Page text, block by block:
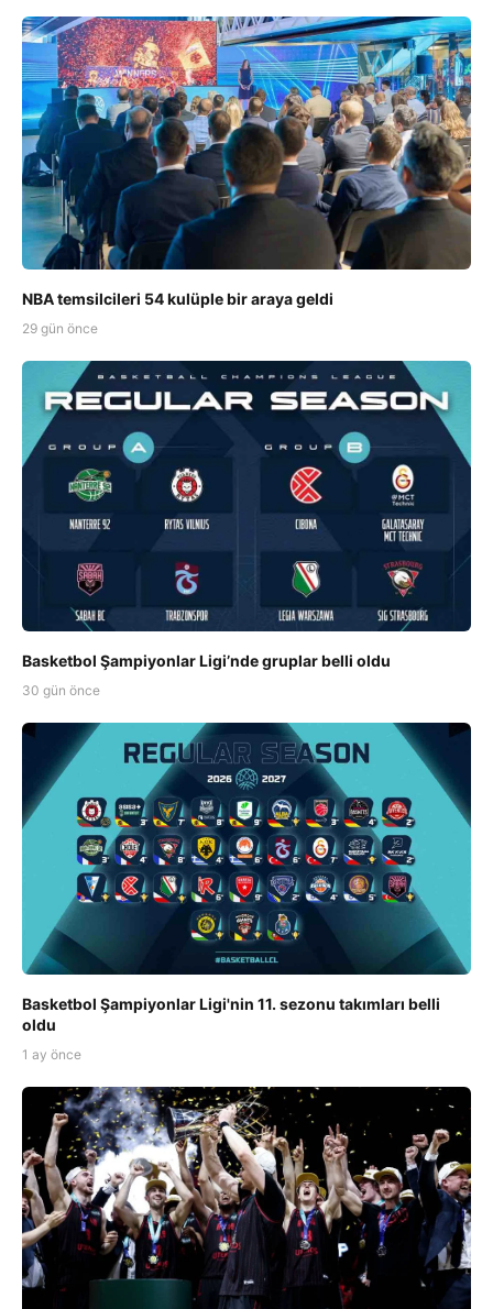
NBA temsilcileri 54 kulüple bir araya geldi
29 gün önce
Basketbol Şampiyonlar Ligi’nde gruplar belli oldu
30 gün önce
Basketbol Şampiyonlar Ligi'nin 11. sezonu takımları belli
oldu
1 ay önce